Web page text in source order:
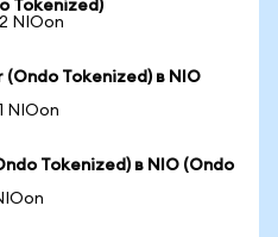
Tokenized)
NIOon
Tokenized) в NIO
NIOon
Tokenized) в NIO (Ondo